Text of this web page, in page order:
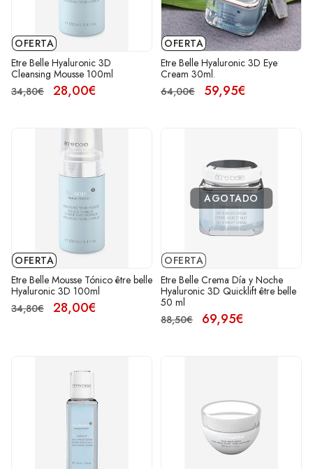
OFERTA
Etre Belle Hyaluronic 3D
Cleansing Mousse 100ml
34,80€
28,00€
OFERTA
Etre Belle Hyaluronic 3D Eye
Cream 30ml.
64,00€
59,95€
OFERTA
Etre Belle Mousse Tónico être belle
Hyaluronic 3D 100ml
34,80€
28,00€
OFERTA
AGOTADO
Etre Belle Crema Día y Noche
Hyaluronic 3D Quicklift être belle
50 ml
88,50€
69,95€